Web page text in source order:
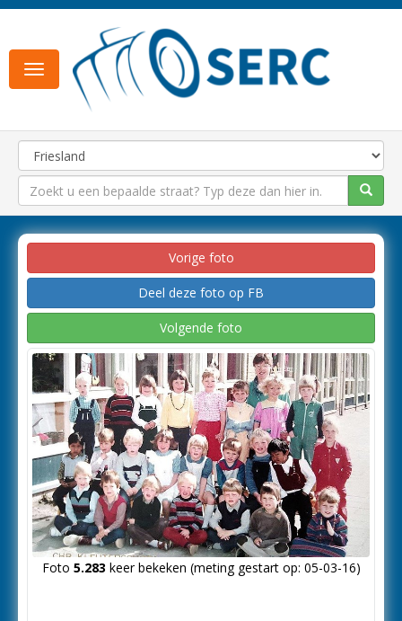
Toggle
navigation
Vorige foto
Deel deze foto op FB
Volgende foto
Foto 5.283 keer bekeken (meting gestart op: 05-03-16)